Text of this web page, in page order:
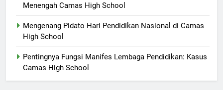
Menengah Camas High School
Mengenang Pidato Hari Pendidikan Nasional di Camas
High School
Pentingnya Fungsi Manifes Lembaga Pendidikan: Kasus
Camas High School